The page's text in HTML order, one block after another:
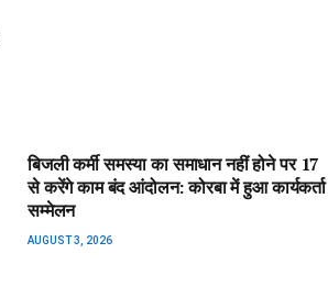
बिजली कर्मी समस्या का समाधान नहीं होने पर 17
से करेंगे काम बंद आंदोलन: कोरबा में हुआ कार्यकर्ता
सम्मेलन
AUGUST 3, 2026